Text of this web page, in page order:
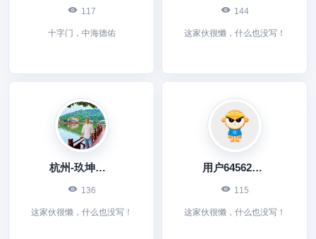
117
十字门，中海德佑
144
这家伙很懒，什么也没写！
杭州-玖坤置业
136
这家伙很懒，什么也没写！
用户645626177
115
这家伙很懒，什么也没写！